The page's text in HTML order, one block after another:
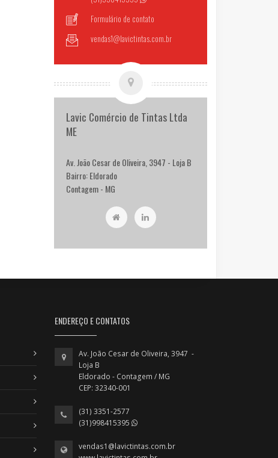
Formulário de contato
vendas1@lavictintas.com.br
Lavic Comércio de Tintas Ltda
ME
Av. João Cesar de Oliveira, 3947 - Loja B
Bairro: Eldorado
Contagem - MG
ENDEREÇO E CONTATOS
Av. João Cesar de Oliveira, 3947 -
Loja B
Eldorado - Contagem / MG
CEP: 32340-001
(31) 3351-2577
(31)998415395
vendas1@lavictintas.com.br